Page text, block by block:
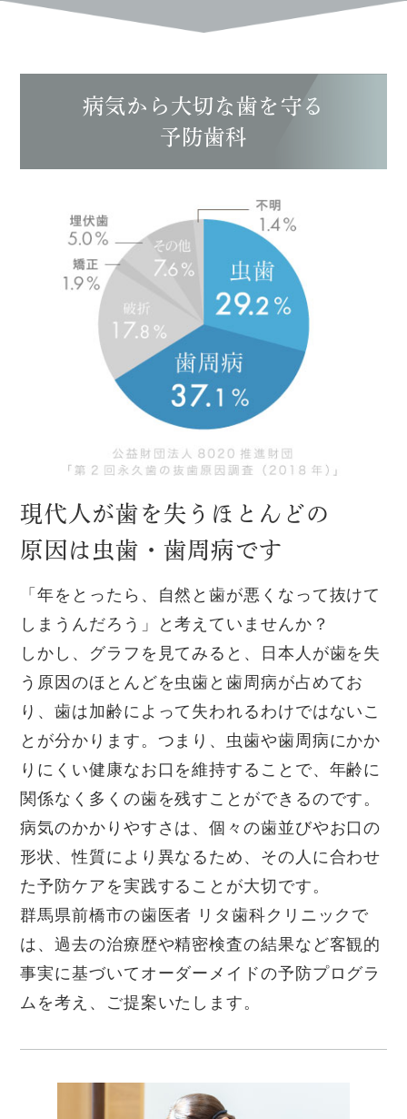
病気から大切な歯を守る
予防歯科
現代人が歯を失うほとんどの
原因は 虫歯・歯周病です
「年をとったら、自然と歯が悪くなって抜けて
しまうんだろう」と考えていませんか？
しかし、グラフを見てみると、日本人が歯を失
う原因のほとんどを虫歯と歯周病が占めてお
り、歯は加齢によって失われるわけではないこ
とが分かります。つまり、虫歯や歯周病にかか
りにくい健康なお口を維持することで、年齢に
関係なく多くの歯を残すことができるのです。
病気のかかりやすさは、個々の歯並びやお口の
形状、性質により異なるため、その人に合わせ
た予防ケアを実践することが大切です。
群馬県前橋市の歯医者 リタ歯科クリニックで
は、過去の治療歴や精密検査の結果など客観的
事実に基づいてオーダーメイドの予防プログラ
ムを考え、ご提案いたします。